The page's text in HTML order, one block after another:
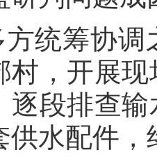
方统筹协调
村，开展
逐段排查
供水配件